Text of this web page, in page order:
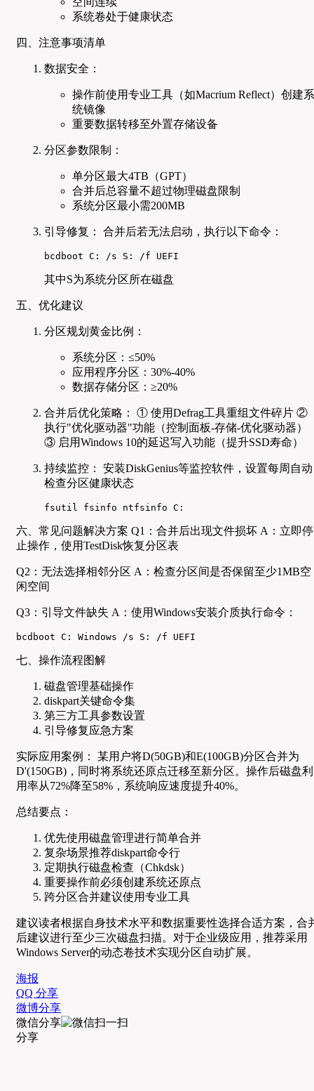
系统卷处于健康状态
四、注意事项清单
数据安全：
操作前使用专业工具（如Macrium Reflect）创建系
统镜像
重要数据转移至外置存储设备
分区参数限制：
单分区最大4TB（GPT）
合并后总容量不超过物理磁盘限制
系统分区最小需200MB
引导修复： 合并后若无法启动，执行以下命令：
bcdboot C: /s S: /f UEFI
其中S为系统分区所在磁盘
五、优化建议
分区规划黄金比例：
系统分区：≤50%
应用程序分区：30%-40%
数据存储分区：≥20%
合并后优化策略： ① 使用Defrag工具重组文件碎片 ②
执行"优化驱动器"功能（控制面板-存储-优化驱动器）
③ 启用Windows 10的延迟写入功能（提升SSD寿命）
持续监控： 安装DiskGenius等监控软件，设置每周自动
检查分区健康状态
fsutil fsinfo ntfsinfo C:
六、常见问题解决方案 Q1：合并后出现文件损坏 A：立即停
止操作，使用TestDisk恢复分区表
Q2：无法选择相邻分区 A：检查分区间是否保留至少1MB空
闲空间
Q3：引导文件缺失 A：使用Windows安装介质执行命令：
bcdboot C: Windows /s S: /f UEFI
七、操作流程图解
磁盘管理基础操作
diskpart关键命令集
第三方工具参数设置
引导修复应急方案
实际应用案例： 某用户将D(50GB)和E(100GB)分区合并为
D'(150GB)，同时将系统还原点迁移至新分区。操作后磁盘利
用率从72%降至58%，系统响应速度提升40%。
总结要点：
优先使用磁盘管理进行简单合并
复杂场景推荐diskpart命令行
定期执行磁盘检查（Chkdsk）
重要操作前必须创建系统还原点
跨分区合并建议使用专业工具
建议读者根据自身技术水平和数据重要性选择合适方案，合
后建议进行至少三次磁盘扫描。对于企业级应用，推荐采用
Windows Server的动态卷技术实现分区自动扩展。
海报
QQ 分享
微博分享
微信分享
分享